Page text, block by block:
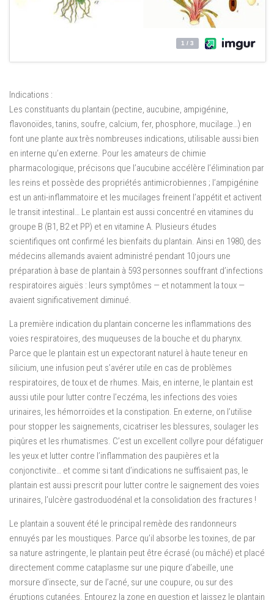
Indications :
Les constituants du plantain (pectine, aucubine, ampigénine,
flavonoïdes, tanins, soufre, calcium, fer, phosphore, mucilage…) en
font une plante aux très nombreuses indications, utilisable aussi bien
en interne qu’en externe. Pour les amateurs de chimie
pharmacologique, précisons que l’aucubine accélère l’élimination par
les reins et possède des propriétés antimicrobiennes ; l’ampigénine
est un anti-inflammatoire et les mucilages freinent l’appétit et activent
le transit intestinal… Le plantain est aussi concentré en vitamines du
groupe B (B1, B2 et PP) et en vitamine A. Plusieurs études
scientifiques ont confirmé les bienfaits du plantain. Ainsi en 1980, des
médecins allemands avaient administré pendant 10 jours une
préparation à base de plantain à 593 personnes souffrant d’infections
respiratoires aiguës : leurs symptômes — et notamment la toux —
avaient significativement diminué.
La première indication du plantain concerne les inflammations des
voies respiratoires, des muqueuses de la bouche et du pharynx.
Parce que le plantain est un expectorant naturel à haute teneur en
silicium, une infusion peut s’avérer utile en cas de problèmes
respiratoires, de toux et de rhumes. Mais, en interne, le plantain est
aussi utile pour lutter contre l’eczéma, les infections des voies
urinaires, les hémorroïdes et la constipation. En externe, on l’utilise
pour stopper les saignements, cicatriser les blessures, soulager les
piqûres et les rhumatismes. C’est un excellent collyre pour défatiguer
les yeux et lutter contre l’inflammation des paupières et la
conjonctivite… et comme si tant d’indications ne suffisaient pas, le
plantain est aussi prescrit pour lutter contre le saignement des voies
urinaires, l’ulcère gastroduodénal et la consolidation des fractures !
Le plantain a souvent été le principal remède des randonneurs
ennuyés par les moustiques. Parce qu’il absorbe les toxines, de par
sa nature astringente, le plantain peut être écrasé (ou mâché) et placé
directement comme cataplasme sur une piqure d’abeille, une
morsure d’insecte, sur de l’acné, sur une coupure, ou sur des
éruptions cutanées. Entourez la zone en question et laissez le plantain